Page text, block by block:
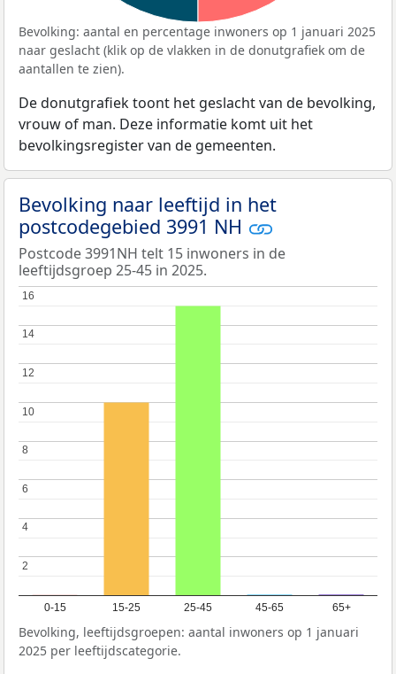
Bevolking: aantal en percentage inwoners op 1 januari 2025
naar geslacht (klik op de vlakken in de donutgrafiek om de
aantallen te zien).
De donutgrafiek toont het geslacht van de bevolking,
vrouw of man. Deze informatie komt uit het
bevolkingsregister van de gemeenten.
Bevolking naar leeftijd in het
postcodegebied 3991 NH
Postcode 3991NH telt 15 inwoners in de
leeftijdsgroep 25-45 in 2025.
0-15 15-25 25-45 45-65 65+
2
2
4
4
6
6
8
8
10
10
12
12
14
14
16
16
Bevolking, leeftijdsgroepen: aantal inwoners op 1 januari
2025 per leeftijdscategorie.